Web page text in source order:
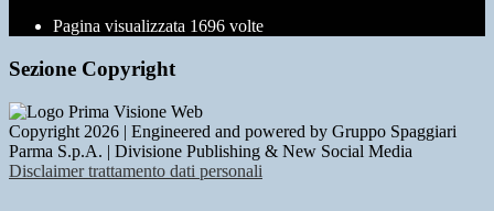
Pagina visualizzata 1696 volte
Sezione Copyright
Copyright 2026 | Engineered and powered by Gruppo Spaggiari
Parma S.p.A. | Divisione Publishing & New Social Media
Disclaimer trattamento dati personali